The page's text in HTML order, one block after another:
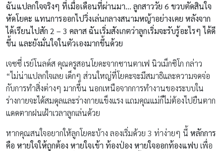
ฉันแปลกใจจริงๆ ที่เมื่อเดือนที่ผ่านมา… ลูกสาววัย 6 ขวบตัดสินใจ
หัดโยคะ แทนการออกไปวิ่งเล่นกลางสนามหญ้าอย่างเคย หลังจาก
ได้เรียนไปสัก 2 – 3 คลาส ฉันเริ่มสังเกตว่าลูกเริ่มจะรับรู้อะไรๆ ได้ดี
ขึ้น และยังมั่นใจในตัวเองมากขึ้นด้วย
เจซซี่ เรย์โนลด์ส คุณครูสอนโยคะจากซานตาเฟ นิวเม็กซิโก กล่าว
“ไม่น่าแปลกใจเลย เด็กๆ ส่วนใหญ่ที่โยคะจะมีสมาธิและความจดจ่อ
กับการทำสิ่งต่างๆ มากขึ้น นอกเหนือจากการทำงานของระบบใน
ร่างกายจะได้สมดุลและร่างกายแข็งแรง แถมคุณแม่ก็ไม่ต้องไปยืนตาก
แดดตากฝนเฝ้าเวลาลูกเล่นด้วย
หากคุณสนใจอยากให้ลูกโยคะบ้าง ลองเริ่มด้วย 3 ท่าง่ายๆ นี้ หลักการ
คือ หายใจให้ถูกต้อง หายใจเข้า ท้องป่อง หายใจออกท้องแฟบ เพื่อ